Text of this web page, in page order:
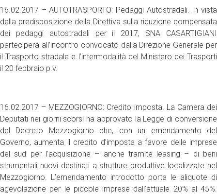
16.02.2017 – AUTOTRASPORTO: Pedaggi Autostradali. In vista
della predisposizione della Direttiva sulla riduzione compensata
dei pedaggi autostradali per il 2017, SNA CASARTIGIANI
parteciperà all’incontro convocato dalla Direzione Generale per
il Trasporto stradale e l’intermodalità del Ministero dei Trasporti
il 20 febbraio p.v.
16.02.2017 – MEZZOGIORNO: Credito imposta. La Camera dei
Deputati nei giorni scorsi ha approvato la Legge di conversione
del Decreto Mezzogiorno che, con un emendamento del
Governo, aumenta il credito d’imposta a favore delle imprese
del sud per l’acquisizione – anche tramite leasing – di beni
strumentali nuovi destinati a strutture produttive localizzate nel
Mezzogiorno. L’emendamento introdotto porta le aliquote di
agevolazione per le piccole imprese dall’attuale 20% al 45%.